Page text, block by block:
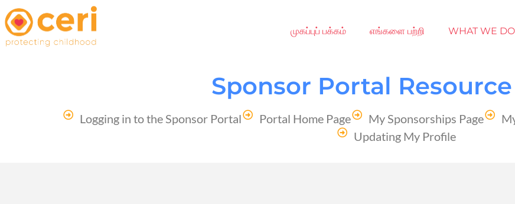
முகப்புப் பக்கம் எங்களை பற்றி WHAT WE DO
Sponsor Portal
Logging in to the Sponsor Portal Portal Home Page My Sponsorships Page
Updating My Profile